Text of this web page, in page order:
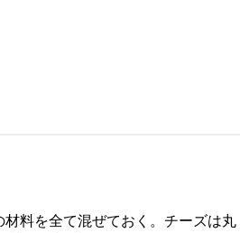
料を全て混ぜておく。チーズは丸